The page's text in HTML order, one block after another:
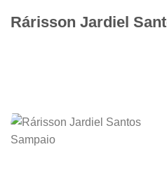
Rárisson Jardiel